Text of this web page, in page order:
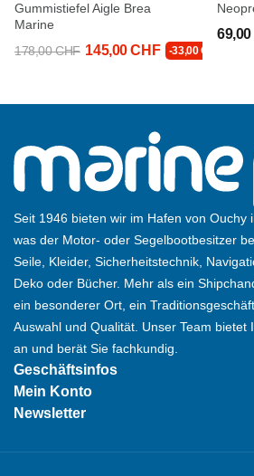
Gummistiefel Aigle Brea
Marine
178,00 CHF 145,00 CHF -33,00 CHF
Seit 1946 bieten wir im Hafen von Ouchy
was der Motor- oder Segelbootbesitzer
Seile, Kleider, Sicherheitstechnik,
Deko oder Bücher. Mehr als ein
ein besonderer Ort, ein
Auswahl und Qualität. Unser Team bietet
an und berät Sie fachkundig.
Geschäftsinfos
Mein Konto
Newsletter